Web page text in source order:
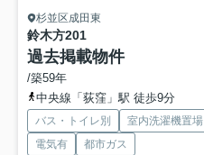
杉並区成田東
鈴木方201
過去掲載物件
/築59年
中央線「荻窪」駅 徒歩9分
バス・トイレ別 室内洗濯機置場
電気有
都市ガス